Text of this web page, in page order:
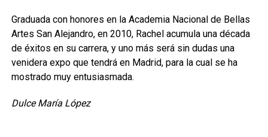
Graduada con honores en la Academia Nacional de Bellas
Artes San Alejandro, en 2010, Rachel acumula una década
de éxitos en su carrera, y uno más será sin dudas una
venidera expo que tendrá en Madrid, para la cual se ha
mostrado muy entusiasmada.
Dulce María López